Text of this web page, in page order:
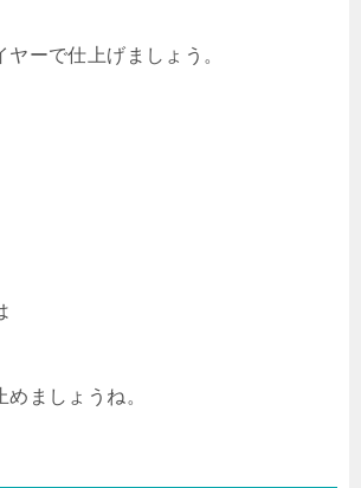
ヤーで仕上げましょう。
ましょうね。